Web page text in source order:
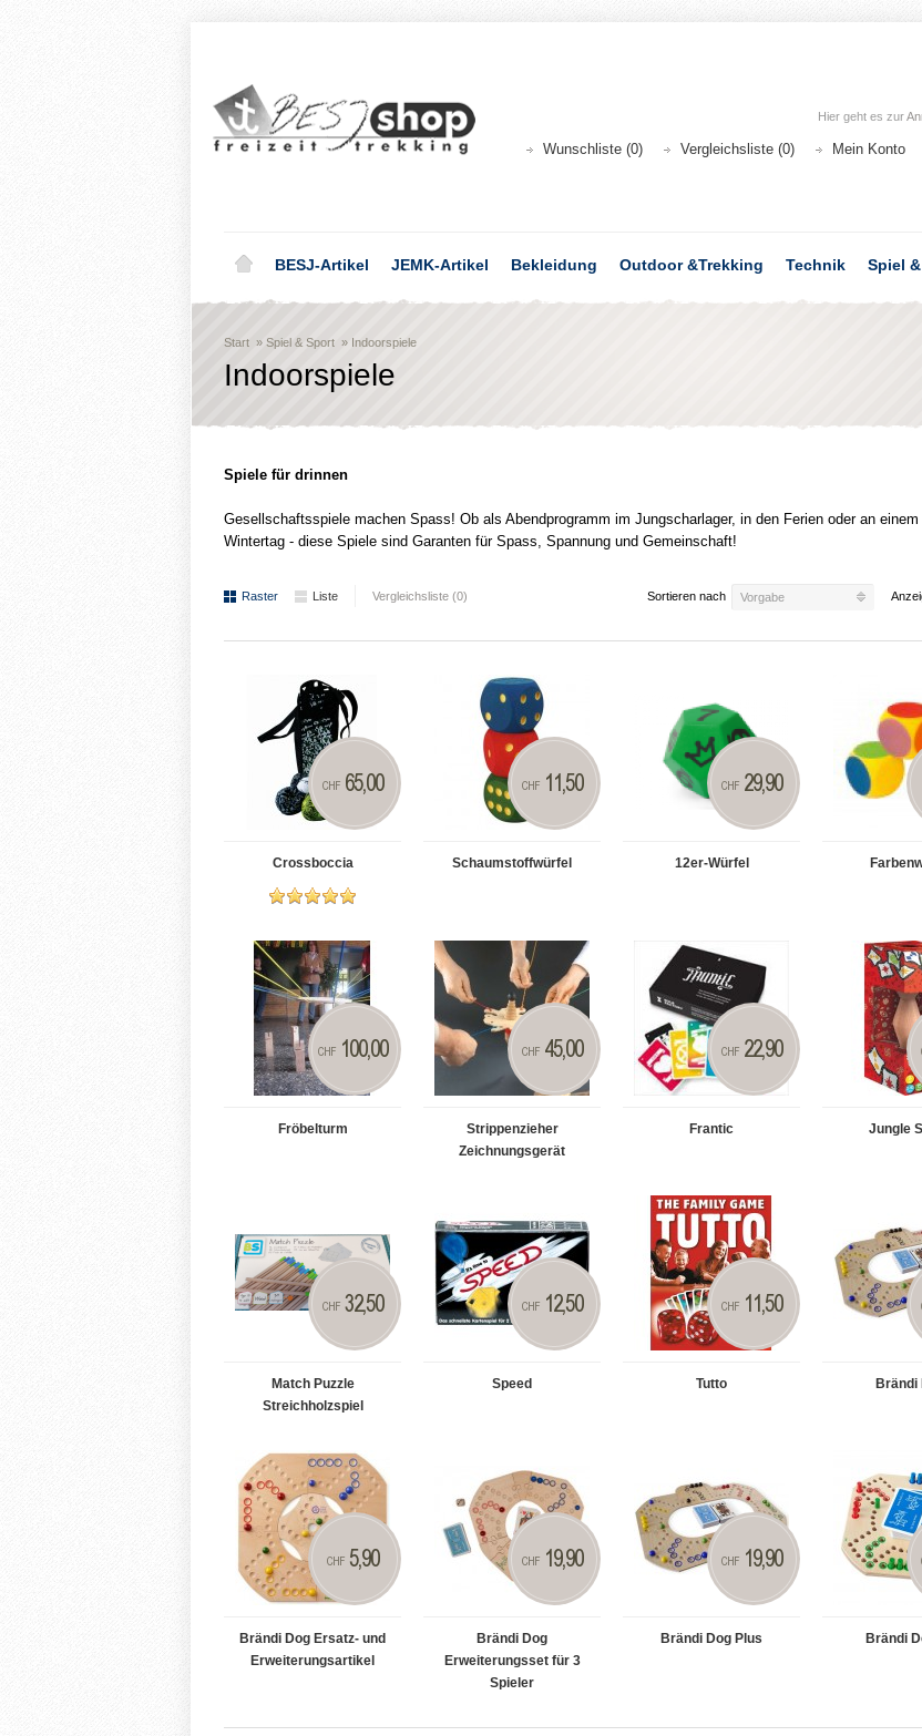
Hier geht es zur
Wunschliste (0) Vergleichsliste (0) Mein Konto
BESJ-Artikel JEMK-Artikel Bekleidung Outdoor &Trekking Technik Spiel
Start » Spiel & Sport » Indoorspiele
Indoorspiele
Spiele für drinnen
Gesellschaftsspiele machen Spass! Ob als Abendprogramm im Jungscharlager, in den Ferien oder an
Wintertag - diese Spiele sind Garanten für Spass, Spannung und Gemeinschaft!
Sortieren nach Vorgabe
Raster Liste Vergleichsliste (0)
Crossboccia
CHF 65,00
Schaumstoffwürfel
CHF 11,50
12er-Würfel
CHF 29,90
Fröbelturm
CHF 100,00
Strippenzieher
Zeichnungsgerät
CHF 45,00
Frantic
CHF 22,90
Jungle
Match Puzzle
Streichholzspiel
CHF 32,50
Speed
CHF 12,50
Tutto
CHF 11,50
Brändi
Brändi Dog Ersatz- und
Erweiterungsartikel
CHF 5,90
Brändi Dog
Erweiterungsset für 3
Spieler
CHF 19,90
Brändi Dog Plus
CHF 19,90
Brändi